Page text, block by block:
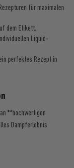
für maximalen
dem Etikett.
Liquid-
perfektes Rezept in
**hochwertigen
Dampferlebnis